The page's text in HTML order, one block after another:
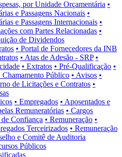
por Unidade Orçamentária •
e Passagens Nacionais •
e Passagens Internacionais •
com Partes Relacionadas •
de Dividendos
• Portal de Fornecedores da INB
• Atas de Adesão - SRP •
• Extratos • Pré-Qualificação •
Chamamento Público • Avisos •
de Licitações e Contratos •
• Empregados • Aposentados e
Remuneratórias • Cargos
de Confiança • Remuneração •
Terceirizados • Remuneração
e Comitê de Auditoria
Públicos